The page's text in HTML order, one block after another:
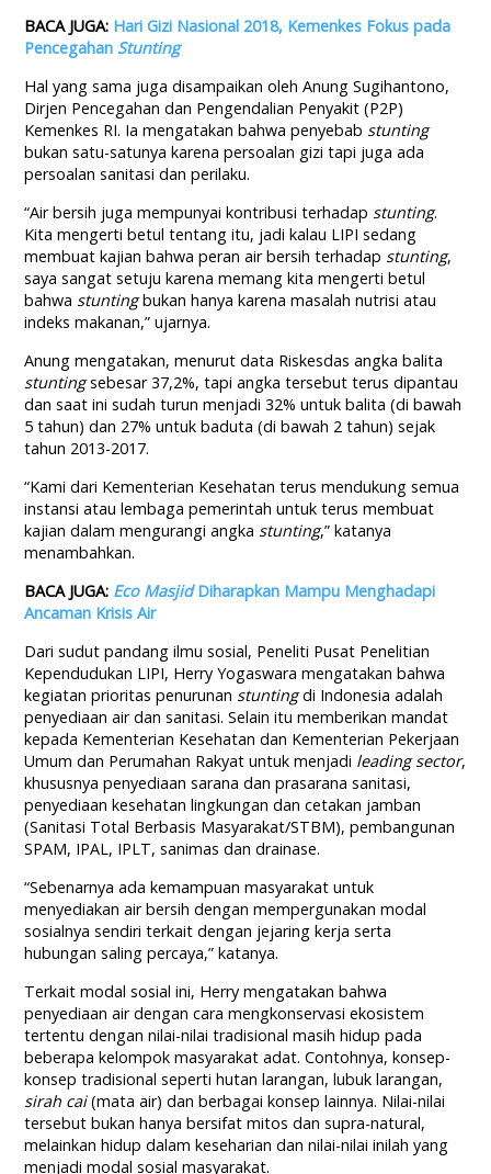
BACA JUGA: Hari Gizi Nasional 2018, Kemenkes Fokus pada
Pencegahan Stunting
Hal yang sama juga disampaikan oleh Anung Sugihantono,
Dirjen Pencegahan dan Pengendalian Penyakit (P2P)
Kemenkes RI. Ia mengatakan bahwa penyebab stunting
bukan satu-satunya karena persoalan gizi tapi juga ada
persoalan sanitasi dan perilaku.
“Air bersih juga mempunyai kontribusi terhadap stunting.
Kita mengerti betul tentang itu, jadi kalau LIPI sedang
membuat kajian bahwa peran air bersih terhadap stunting,
saya sangat setuju karena memang kita mengerti betul
bahwa stuntingbukan hanya karena masalah nutrisi atau
indeks makanan,” ujarnya.
Anung mengatakan, menurut data Riskesdas angka balita
stuntingsebesar 37,2%, tapi angka tersebut terus dipantau
dan saat ini sudah turun menjadi 32% untuk balita (di bawah
5 tahun) dan 27% untuk baduta (di bawah 2 tahun) sejak
tahun 2013-2017.
“Kami dari Kementerian Kesehatan terus mendukung semua
instansi atau lembaga pemerintah untuk terus membuat
kajian dalam mengurangi angka stunting,” katanya
menambahkan.
BACA JUGA: Eco MasjidDiharapkan Mampu Menghadapi
Ancaman Krisis Air
Dari sudut pandang ilmu sosial, Peneliti Pusat Penelitian
Kependudukan LIPI, Herry Yogaswara mengatakan bahwa
kegiatan prioritas penurunan stuntingdi Indonesia adalah
penyediaan air dan sanitasi. Selain itu memberikan mandat
kepada Kementerian Kesehatan dan Kementerian Pekerjaan
Umum dan Perumahan Rakyat untuk menjadi leading sector,
khususnya penyediaan sarana dan prasarana sanitasi,
penyediaan kesehatan lingkungan dan cetakan jamban
(Sanitasi Total Berbasis Masyarakat/STBM), pembangunan
SPAM, IPAL, IPLT, sanimas dan drainase.
“Sebenarnya ada kemampuan masyarakat untuk
menyediakan air bersih dengan mempergunakan modal
sosialnya sendiri terkait dengan jejaring kerja serta
hubungan saling percaya,” katanya.
Terkait modal sosial ini, Herry mengatakan bahwa
penyediaan air dengan cara mengkonservasi ekosistem
tertentu dengan nilai-nilai tradisional masih hidup pada
beberapa kelompok masyarakat adat. Contohnya, konsep-
konsep tradisional seperti hutan larangan, lubuk larangan,
sirah cai(mata air) dan berbagai konsep lainnya. Nilai-nilai
tersebut bukan hanya bersifat mitos dan supra-natural,
melainkan hidup dalam keseharian dan nilai-nilai inilah yang
menjadi modal sosial masyarakat.